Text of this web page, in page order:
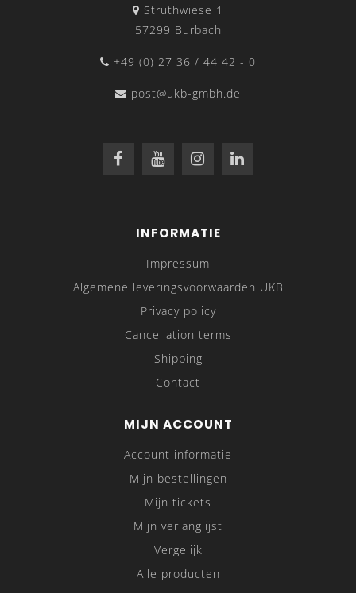
Struthwiese 1
57299 Burbach
+49 (0) 27 36 / 44 42 - 0
post@ukb-gmbh.de
INFORMATIE
Impressum
Algemene leveringsvoorwaarden UKB
Privacy policy
Cancellation terms
Shipping
Contact
MIJN ACCOUNT
Account informatie
Mijn bestellingen
Mijn tickets
Mijn verlanglijst
Vergelijk
Alle producten